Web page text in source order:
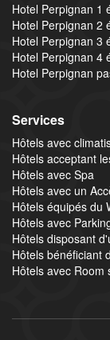
Hotel Perpignan 1
Hotel Perpignan 2
Hotel Perpignan 3
Hotel Perpignan 4
Hotel Perpignan
Services
Hôtels avec
Hôtels acceptant
Hôtels avec Spa
Hôtels avec un
Hôtels équipés du
Hôtels avec
Hôtels disposant
Hôtels bénéficiant
Hôtels avec Room